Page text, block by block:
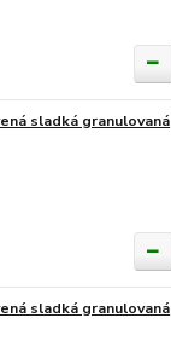
sladká granulovaná
sladká granulovaná